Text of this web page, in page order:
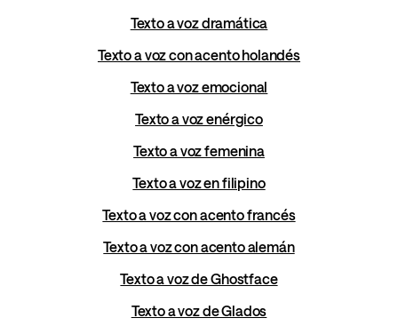
Texto a voz dramática
Texto a voz con acento holandés
Texto a voz emocional
Texto a voz enérgico
Texto a voz femenina
Texto a voz en filipino
Texto a voz con acento francés
Texto a voz con acento alemán
Texto a voz de Ghostface
Texto a voz de Glados